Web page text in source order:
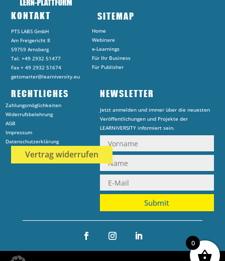
KONTAKT
PTS LABS GmbH
Am Freigericht 8
59759 Arnsberg
Tel. +49 2932 51477
Fax + 49 2932 51674
getsmarter@learniversity.eu
SITEMAP
Home
Webinare
e-Learnings
Für Ihr Business
Für Publisher
RECHTLICHES
Zahlungsmöglichkeiten
Widerrufsbelehrung
AGB
Impressum
Datenschutzerklärung
Vertrag widerrufen
NEWSLETTER
Jetzt anmelden und immer über die neuesten
Veröffentlichungen und Projekte der
LEARNIVERSITY informiert sein.
Submit
0